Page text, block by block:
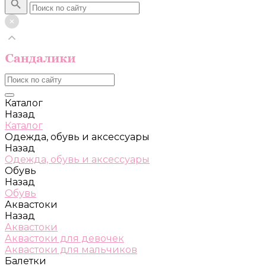
Каталог
Назад
Каталог
Одежда, обувь и аксессуары
Назад
Одежда, обувь и аксессуары
Обувь
Назад
Обувь
Аквастоки
Назад
Аквастоки
Аквастоки для девочек
Аквастоки для мальчиков
Балетки